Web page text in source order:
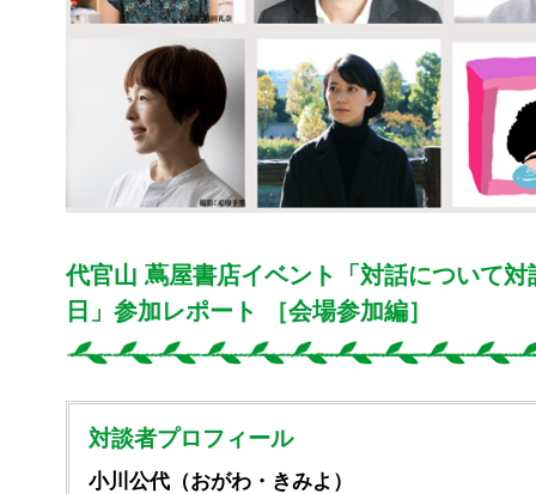
代官山 蔦屋書店イベント「対話について対
日」参加レポート ［会場参加編］
対談者プロフィール
小川公代（おがわ・きみよ）